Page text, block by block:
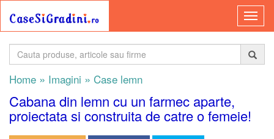
Home » Imagini » Case lemn
Cabana din lemn cu un farmec aparte,
proiectata si construita de catre o femeie!